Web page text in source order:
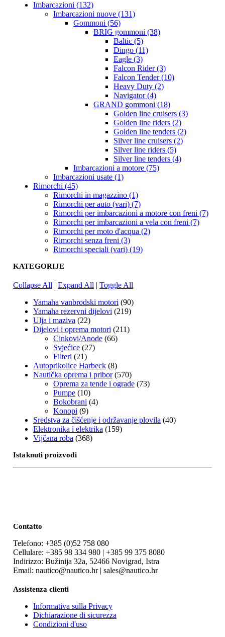
Imbarcazioni (132)
Imbarcazioni nuove (131)
Gommoni (56)
BRIG gommoni (38)
Baltic (5)
Dingo (11)
Eagle (3)
Falcon Rider (3)
Falcon Tender (10)
Heavy Duty (2)
Navigator (4)
GRAND gommoni (18)
Golden line cruisers (3)
Golden line riders (2)
Golden line tenders (2)
Silver line cruisers (2)
Silver line riders (5)
Silver line tenders (4)
Imbarcazioni a motore (75)
Imbarcazioni usate (1)
Rimorchi (45)
Rimorchi in magazzino (1)
Rimorchi per auto (vari) (7)
Rimorchi per imbarcazioni a motore con freni (7)
Rimorchi per imbarcazioni a vela con freni (7)
Rimorchi per moto d'acqua (2)
Rimorchi senza freni (3)
Rimorchi speciali (vari) (19)
KATEGORIJE
Collapse All | Expand All | Toggle All
Yamaha vanbrodski motori (90)
Yamaha rezervni dijelovi (219)
Ulja i maziva (22)
Dijelovi i oprema motori (211)
Cinkovi/Anode (66)
Svjećice (27)
Filteri (21)
Autoprikolice Harbeck (8)
Nautička oprema i pribor (570)
Oprema za tende i ograde (73)
Pumpe (10)
Bokobrani (4)
Konopi (9)
Sredstva za čišćenje i održavanje plovila (40)
Elektronika i elektrika (159)
Vijčana roba (368)
Istaknuti proizvodi
Contatto
Telefono: +385 (0)52 758 080
Cellulare: +385 98 334 980 | +385 99 375 8080
Indirizzo: Bužinija 32a, 52466 Novigrad, Istra
Email: nautico@nautico.hr | sales@nautico.hr
Assistenza clienti
Informativa sulla Privacy
Dichiarazione di sicurezza
Condizioni d'uso